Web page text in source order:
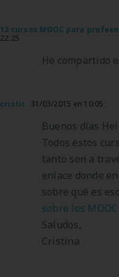
13 cursos MOOC para
22:25
He compartido
cristic 31/03/2015 en 10:05
Buenos días
Todos estos
tanto son a
enlace donde
sobre qué es
sobre los MOOC
Saludos,
Cristina